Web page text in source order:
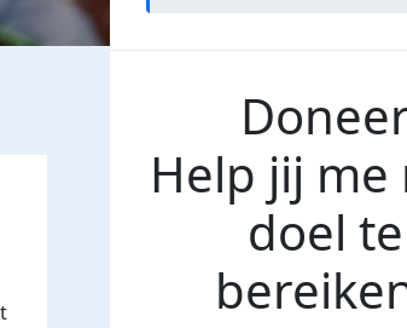
Help jij me
doel te